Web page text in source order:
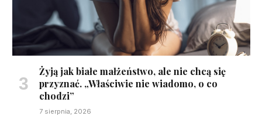
Żyją jak białe małżeństwo, ale nie chcą się
przyznać. „Właściwie nie wiadomo, o co
chodzi”
7 sierpnia, 2026